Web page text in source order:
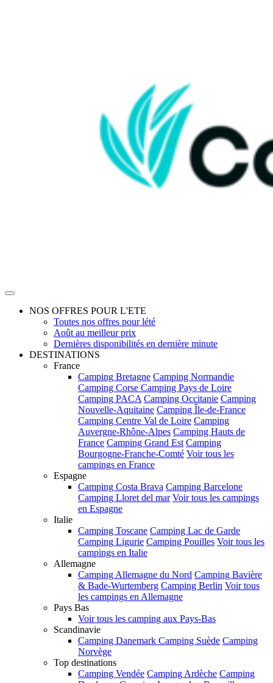
NOS OFFRES POUR L'ETE
Toutes nos offres pour lété
Août au meilleur prix
Dernières disponibilités en dernière minute
DESTINATIONS
France
Camping Bretagne Camping Normandie
Camping Corse Camping Pays de Loire
Camping PACA Camping Occitanie Camping
Nouvelle-Aquitaine Camping Île-de-France
Camping Centre Val de Loire Camping
Auvergne-Rhône-Alpes Camping Hauts de
France Camping Grand Est Camping
Bourgogne-Franche-Comté Voir tous les
campings en France
Espagne
Camping Costa Brava Camping Barcelone
Camping Lloret del mar Voir tous les campings
en Espagne
Italie
Camping Toscane Camping Lac de Garde
Camping Ligurie Camping Pouilles Voir tous les
campings en Italie
Allemagne
Camping Allemagne du Nord Camping Bavière
& Bade-Wurtemberg Camping Berlin Voir tous
les campings en Allemagne
Pays Bas
Voir tous les camping aux Pays-Bas
Scandinavie
Camping Danemark Camping Suède Camping
Norvège
Top destinations
Camping Vendée Camping Ardèche Camping